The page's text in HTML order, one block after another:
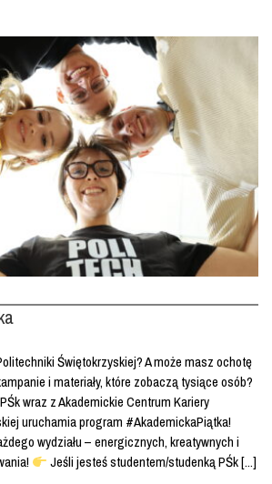
Świętokrzyskiej? A może masz ochotę
i materiały, które zobaczą tysiące osób?
wraz z Akademickie Centrum Kariery
uruchamia program #AkademickaPiątka!
wydziału – energicznych, kreatywnych i
Jeśli jesteś studentem/studenką PŚk [...]